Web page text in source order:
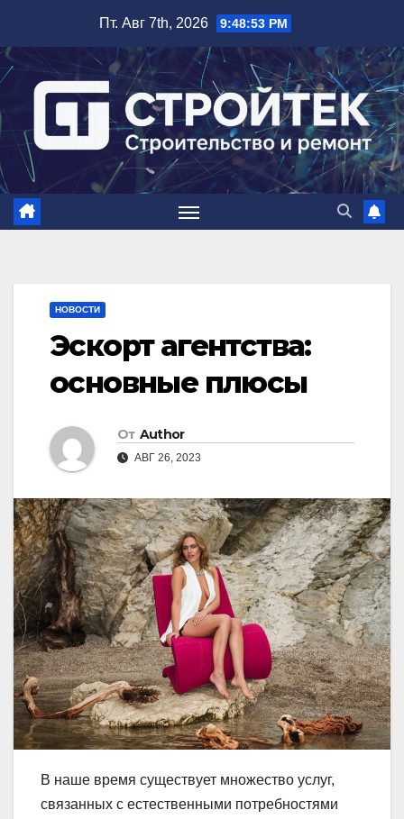
содержимому
Пт. Авг 7th, 2026 9:48:55 PM
НОВОСТИ
Эскорт агентства:
основные плюсы
От Author
АВГ 26, 2023
В наше время существует множество услуг,
связанных с естественными потребностями